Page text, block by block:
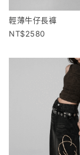
輕薄牛仔長褲
2580